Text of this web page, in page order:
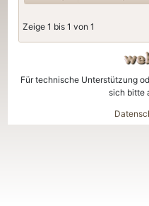
Zeige 1 bis 1 von 1
Für technische Unterstützung
sich bitte